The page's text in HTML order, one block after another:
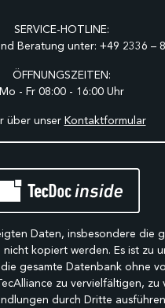
SERVICE-HOTLINE:
Beratung unter: +49 2336 –
ÖFFNUNGSZEITEN:
Mo - Fr 08:00 - 16:00 Uhr
über unser Kontaktformular
Daten, insbesondere die
kopiert werden. Es ist zu
gesamte Datenbank ohne
zu vervielfältigen, zu
durch Dritte ausführen